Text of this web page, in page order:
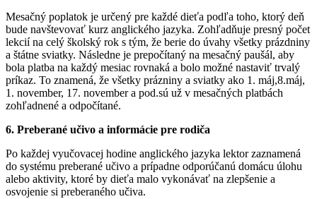
Mesačný poplatok je určený pre každé dieťa podľa toho, ktorý deň
bude navštevovať kurz anglického jazyka. Zohľadňuje presný počet
lekcií na celý školský rok s tým, že berie do úvahy všetky prázdniny
a štátne sviatky. Následne je prepočítaný na mesačný paušál, aby
bola platba na každý mesiac rovnaká a bolo možné nastaviť trvalý
príkaz. To znamená, že všetky prázniny a sviatky ako 1. máj,8.máj,
1. november, 17. november a pod.sú už v mesačných platbách
zohľadnené a odpočítané.
6. Preberané učivo a informácie pre rodiča
Po každej vyučovacej hodine anglického jazyka lektor zaznamená
do systému preberané učivo a prípadne odporúčanú domácu úlohu
alebo aktivity, ktoré by dieťa malo vykonávať na zlepšenie a
osvojenie si preberaného učiva.